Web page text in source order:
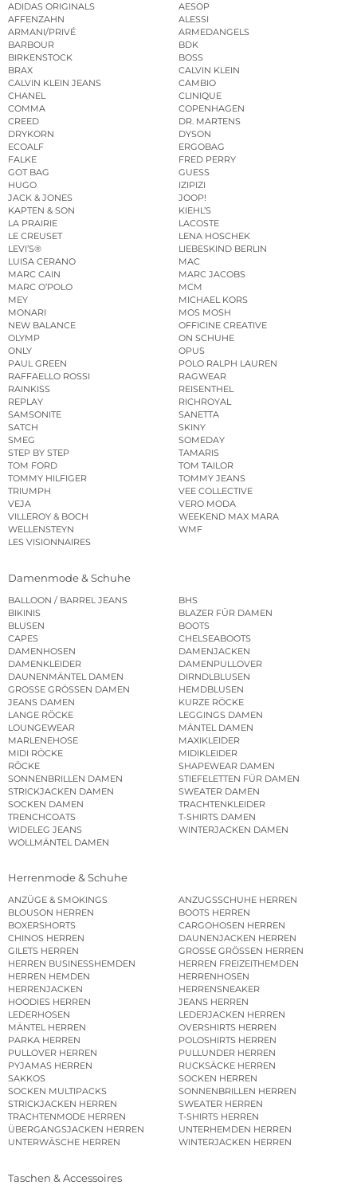
ADIDAS ORIGINALS
AESOP
AFFENZAHN
ALESSI
ARMANI/PRIVÉ
ARMEDANGELS
BARBOUR
BDK
BIRKENSTOCK
BOSS
BRAX
CALVIN KLEIN
CALVIN KLEIN JEANS
CAMBIO
CHANEL
CLINIQUE
COMMA
COPENHAGEN
CREED
DR. MARTENS
DRYKORN
DYSON
ECOALF
ERGOBAG
FALKE
FRED PERRY
GOT BAG
GUESS
HUGO
IZIPIZI
JACK & JONES
JOOP!
KAPTEN & SON
KIEHL’S
LA PRAIRIE
LACOSTE
LE CREUSET
LENA HOSCHEK
LEVI’S®
LIEBESKIND BERLIN
LUISA CERANO
MAC
MARC CAIN
MARC JACOBS
MARC O’POLO
MCM
MEY
MICHAEL KORS
MONARI
MOS MOSH
NEW BALANCE
OFFICINE CREATIVE
OLYMP
ON SCHUHE
ONLY
OPUS
PAUL GREEN
POLO RALPH LAUREN
RAFFAELLO ROSSI
RAGWEAR
RAINKISS
REISENTHEL
REPLAY
RICHROYAL
SAMSONITE
SANETTA
SATCH
SKINY
SMEG
SOMEDAY
STEP BY STEP
TAMARIS
TOM FORD
TOM TAILOR
TOMMY HILFIGER
TOMMY JEANS
TRIUMPH
VEE COLLECTIVE
VEJA
VERO MODA
VILLEROY & BOCH
WEEKEND MAX MARA
WELLENSTEYN
WMF
LES VISIONNAIRES
Damenmode & Schuhe
BALLOON / BARREL JEANS
BHS
BIKINIS
BLAZER FÜR DAMEN
BLUSEN
BOOTS
CAPES
CHELSEABOOTS
DAMENHOSEN
DAMENJACKEN
DAMENKLEIDER
DAMENPULLOVER
DAUNENMÄNTEL DAMEN
DIRNDLBLUSEN
GROSSE GRÖSSEN DAMEN
HEMDBLUSEN
JEANS DAMEN
KURZE RÖCKE
LANGE RÖCKE
LEGGINGS DAMEN
LOUNGEWEAR
MÄNTEL DAMEN
MARLENEHOSE
MAXIKLEIDER
MIDI RÖCKE
MIDIKLEIDER
RÖCKE
SHAPEWEAR DAMEN
SONNENBRILLEN DAMEN
STIEFELETTEN FÜR DAMEN
STRICKJACKEN DAMEN
SWEATER DAMEN
SOCKEN DAMEN
TRACHTENKLEIDER
TRENCHCOATS
T-SHIRTS DAMEN
WIDELEG JEANS
WINTERJACKEN DAMEN
WOLLMÄNTEL DAMEN
Herrenmode & Schuhe
ANZÜGE & SMOKINGS
ANZUGSSCHUHE HERREN
BLOUSON HERREN
BOOTS HERREN
BOXERSHORTS
CARGOHOSEN HERREN
CHINOS HERREN
DAUNENJACKEN HERREN
GILETS HERREN
GROSSE GRÖSSEN HERREN
HERREN BUSINESSHEMDEN
HERREN FREIZEITHEMDEN
HERREN HEMDEN
HERRENHOSEN
HERRENJACKEN
HERRENSNEAKER
HOODIES HERREN
JEANS HERREN
LEDERHOSEN
LEDERJACKEN HERREN
MÄNTEL HERREN
OVERSHIRTS HERREN
PARKA HERREN
POLOSHIRTS HERREN
PULLOVER HERREN
PULLUNDER HERREN
PYJAMAS HERREN
RUCKSÄCKE HERREN
SAKKOS
SOCKEN HERREN
SOCKEN MULTIPACKS
SONNENBRILLEN HERREN
STRICKJACKEN HERREN
SWEATER HERREN
TRACHTENMODE HERREN
T-SHIRTS HERREN
ÜBERGANGSJACKEN HERREN
UNTERHEMDEN HERREN
UNTERWÄSCHE HERREN
WINTERJACKEN HERREN
Taschen & Accessoires